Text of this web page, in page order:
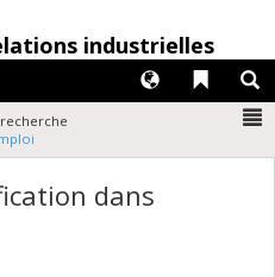
industrielles
Liens
Langues
dans